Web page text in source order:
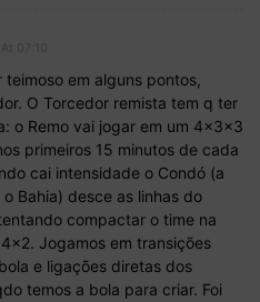
em alguns pontos,
O Torcedor remista tem q ter
o Remo vai jogar em um 4x3x3
primeiros 15 minutos de cada
cai intensidade o Condó (a
Bahia) desce as linhas do
compactar o time na
Jogamos em transições
e ligações diretas dos
temos a bola para criar. Foi